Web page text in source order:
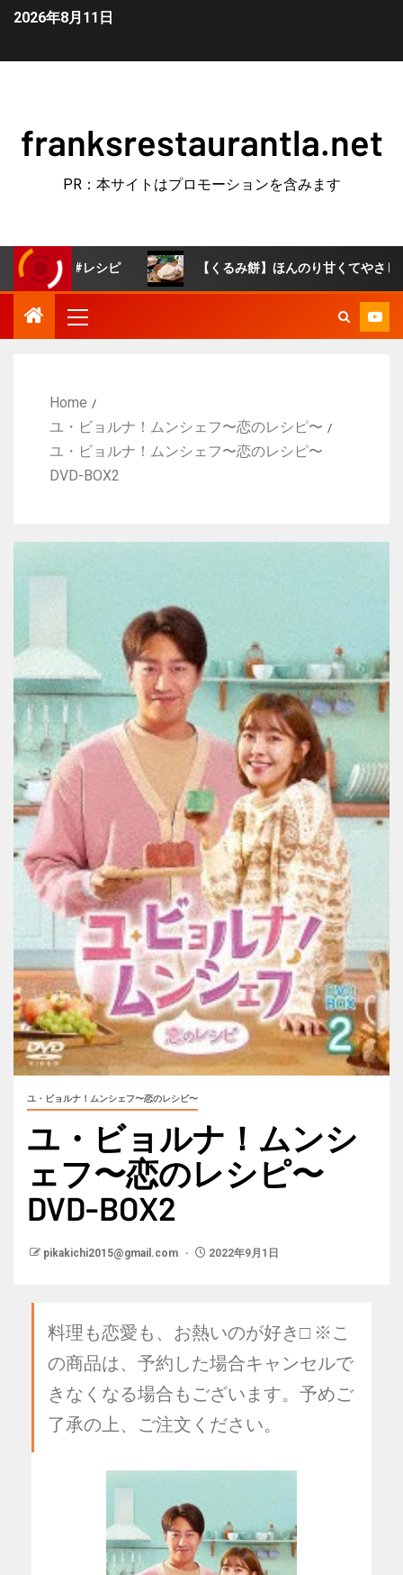
2026年8月11日
franksrestaurantla.net
PR：本サイトはプロモーションを含みます
#レシピ 【くるみ餅】ほんのり甘くてやさしい味わい
Home
ユ・ビョルナ！ムンシェフ〜恋のレシピ〜
ユ・ビョルナ！ムンシェフ〜恋のレシピ〜
DVD-BOX2
ユ・ビョルナ！ムンシェフ〜恋のレシピ〜
ユ・ビョルナ！ムンシ
ェフ〜恋のレシピ〜
DVD-BOX2
pikakichi2015@gmail.com 2022年9月1日
料理も恋愛も、お熱いのが好き□ ※こ
の商品は、予約した場合キャンセルで
きなくなる場合もございます。予めご
了承の上、ご注文ください。